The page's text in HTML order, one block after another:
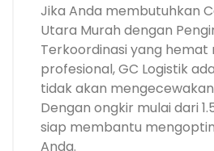
Jika Anda membutuhkan
Utara Murah dengan
Terkoordinasi yang
profesional, GC Logistik
tidak akan
Dengan ongkir mulai dari
siap membantu
Anda.